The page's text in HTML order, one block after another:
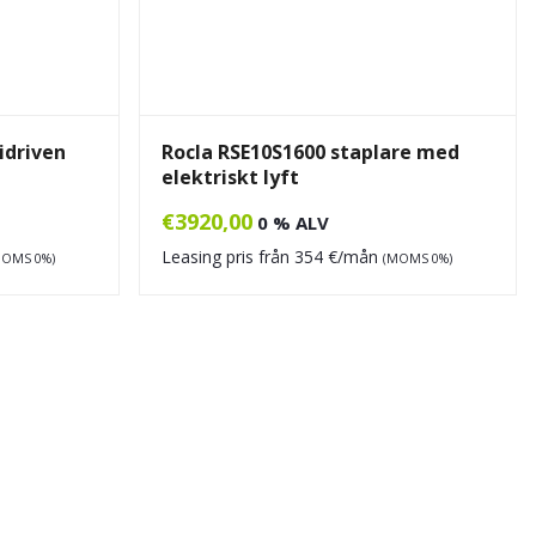
0%)
Rocla RSE10S1600 staplare med
elektriskt lyft
€3920,00 0 % ALV
Leasing pris från 354 €/mån (MOMS 0%)